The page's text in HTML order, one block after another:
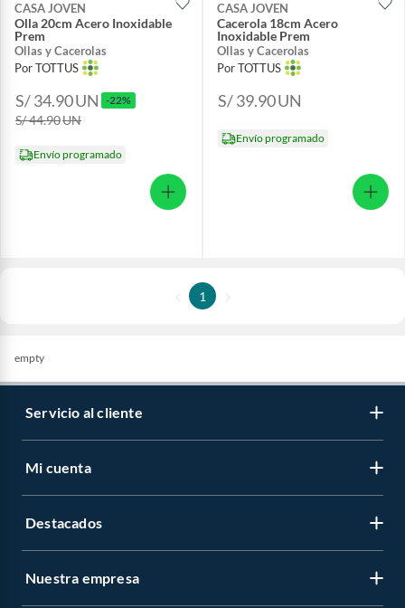
CASA JOVEN
Olla 20cm Acero Inoxidable
Prem
Ollas y Cacerolas
Por TOTTUS
S/ 34.90UN -22%
S/ 44.90UN
Envío programado
CASA JOVEN
Cacerola 18cm Acero
Inoxidable Prem
Ollas y Cacerolas
Por TOTTUS
S/ 39.90UN
Envío programado
1
empty
Servicio al cliente
Mi cuenta
Destacados
Nuestra empresa